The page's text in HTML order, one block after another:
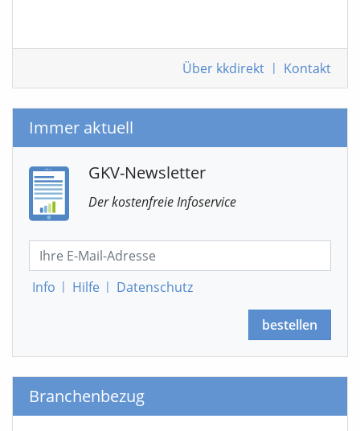
Über kkdirekt | Kontakt
Immer aktuell
GKV-Newsletter
Der kostenfreie Infoservice
Info | Hilfe | Datenschutz
bestellen
Branchenbezug